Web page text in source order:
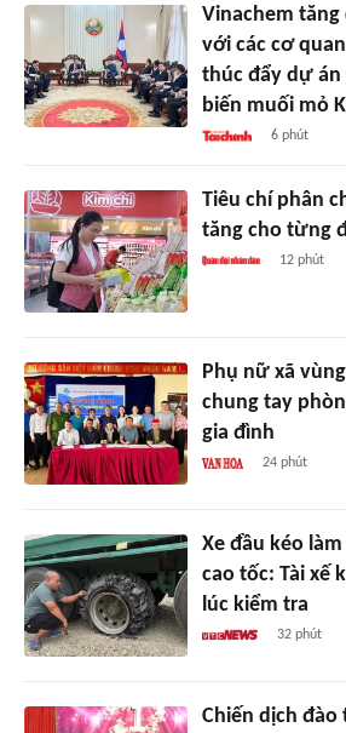
Vinachem
với các cơ
thúc đẩy dự án
biến muối mỏ
6 phút
Tiêu chí phân
tăng cho từng
12 phút
Phụ nữ xã
chung tay
gia đình
24 phút
Xe đầu kéo
cao tốc: Tài xế
lúc kiểm tra
32 phút
Chiến dịch đào